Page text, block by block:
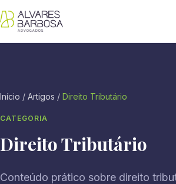
Início / Artigos / Direito Tributário
CATEGORIA
Direito Tributário
Conteúdo prático sobre direito